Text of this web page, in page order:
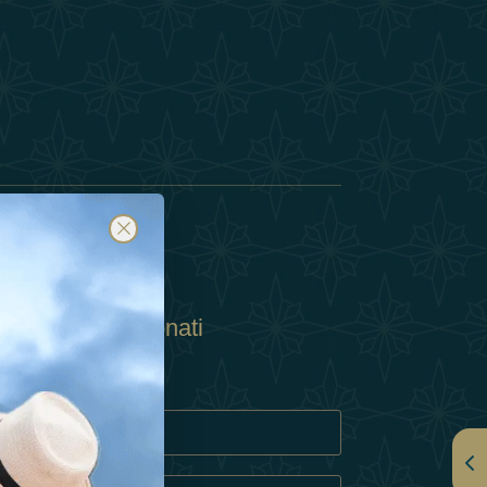
Privacy
Abbonati